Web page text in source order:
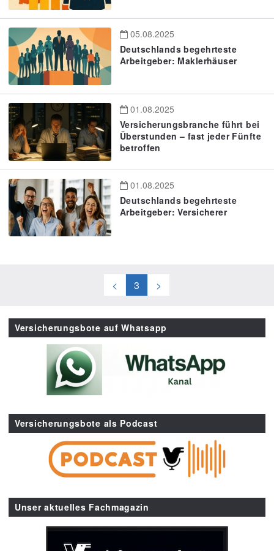
05.08.2025
Deutschlands begehrteste
Arbeitgeber: Maklerhäuser
01.08.2025
Versicherungsbranche führt bei
Überstunden – fast jeder Fünfte
betroffen
01.08.2025
Deutschlands begehrteste
Arbeitgeber: Versicherer
< 3 >
Versicherungsbote auf Whatsapp
Versicherungsbote als Podcast
Unser aktuelles Fachmagazin